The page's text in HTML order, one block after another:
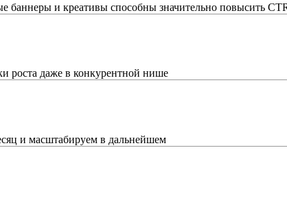
баннеры и креативы способны значительно повысить
роста даже в конкурентной нише
и масштабируем в дальнейшем